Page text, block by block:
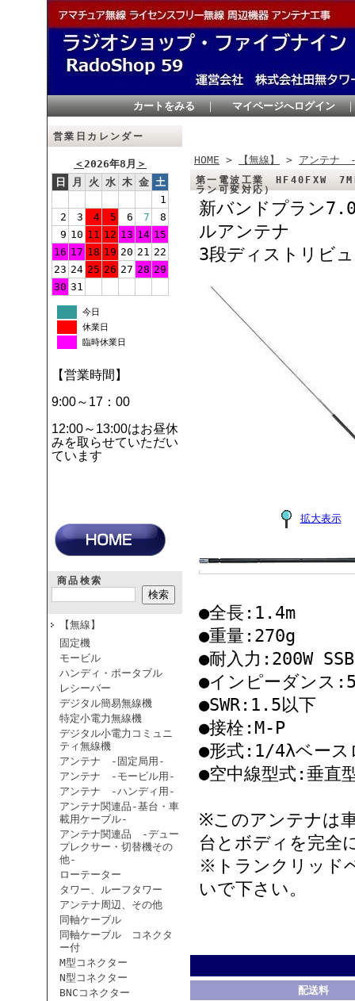
カートをみる ｜ マイページへログイン
営業日カレンダー
＜2026年8月 ＞
日
月 火 水 木 金 土
1
2
3 4 5 6 7
8
9 10 11 12 13 14 15
16 17 18 19 20 21 22
23 24 25 26 27 28 29
30 31
今日
休業日
臨時休業日
【営業時間】
9:00～17：00
12:00～13:00はお昼休
みを取らせていただい
ています
商品検索
【無線】
固定機
モービル
ハンディ・ポータブル
レシーバー
デジタル簡易無線機
特定小電力無線機
デジタル小電力コミュニ
ティ無線機
アンテナ -固定局用-
アンテナ -モービル用-
アンテナ -ハンディ用-
アンテナ関連品-基台・車
載用ケーブル-
アンテナ関連品 -デュー
プレクサー・切替機その
他-
ローテーター
タワー、ルーフタワー
アンテナ周辺、その他
同軸ケーブル
同軸ケーブル コネクタ
ー付
M型コネクター
N型コネクター
BNCコネクター
HOME > 【無線】 > アンテナ
第一電波工業 HF40FXW
ラン可変対応）
新バンドプラン
ルアンテナ
3段ディストリビ
拡大表示
●全長:1.4m
●重量:270g
●耐入力:200W SSB
●インピーダンス
●SWR:1.5以下
●接栓:M-P
●形式:1/4λベース
●空中線型式:垂直
※このアンテナは
台とボディを完全
※トランクリッド
いで下さい。
配送料